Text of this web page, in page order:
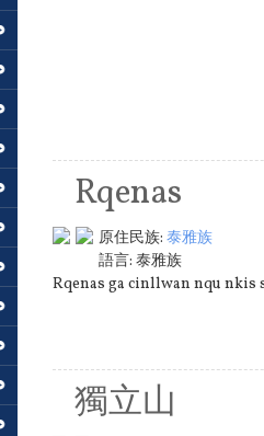
Rqenas
原住民族: 泰雅族
語言: 泰雅族
Rqenas ga cinllwan nqu nkis
獨立山